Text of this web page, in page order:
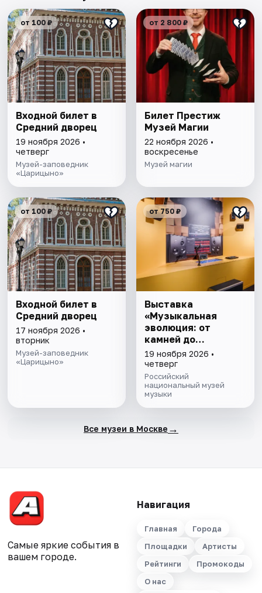
от 100 ₽
Входной билет в
Средний дворец
19 ноября 2026 •
четверг
Музей-заповедник
«Царицыно»
от 2 800 ₽
Билет Престиж
Музей Магии
22 ноября 2026 •
воскресенье
Музей магии
от 100 ₽
Входной билет в
Средний дворец
17 ноября 2026 •
вторник
Музей-заповедник
«Царицыно»
от 750 ₽
Выставка
«Музыкальная
эволюция: от
камней до
нейросети»
19 ноября 2026 •
четверг
Российский
национальный музей
музыки
Все музеи в Москве →
Самые яркие события в
вашем городе.
Навигация
Главная
Города
Площадки
Артисты
Рейтинги
Промокоды
О нас